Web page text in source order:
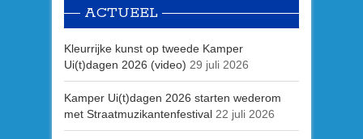
ACTUEEL
Kleurrijke kunst op tweede Kamper
Ui(t)dagen 2026 (video) 29 juli 2026
Kamper Ui(t)dagen 2026 starten wederom
met Straatmuzikantenfestival 22 juli 2026